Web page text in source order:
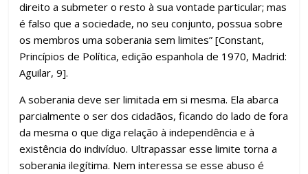
direito a submeter o resto à sua vontade particular; mas
é falso que a sociedade, no seu conjunto, possua sobre
os membros uma soberania sem limites” [Constant,
Princípios de Política, edição espanhola de 1970, Madrid:
Aguilar, 9].
A soberania deve ser limitada em si mesma. Ela abarca
parcialmente o ser dos cidadãos, ficando do lado de fora
da mesma o que diga relação à independência e à
existência do indivíduo. Ultrapassar esse limite torna a
soberania ilegítima. Nem interessa se esse abuso é